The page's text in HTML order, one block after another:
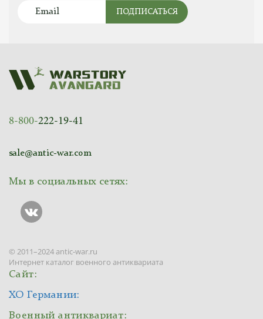
ПОДПИСАТЬСЯ
8-800-222-19-41
sale@antic-war.com
Мы в социальных сетях:
© 2011–2024 antic-war.ru
Интернет каталог военного антиквариата
Сайт:
ХО Германии:
Военный антиквариат: